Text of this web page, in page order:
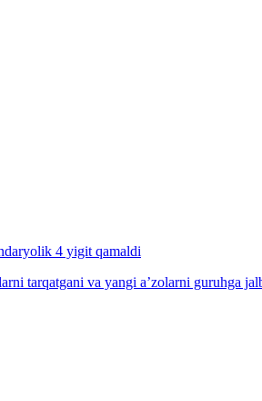
4 yigit qamaldi
tarqatgani va yangi a’zolarni guruhga